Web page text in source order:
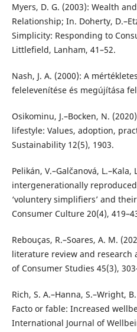
Myers, D. G. (2003): Wealth
Relationship; In. Doherty,
Simplicity: Responding to
Littlefield, Lanham, 41–52.
Nash, J. A. (2000): A
felelevenítése és megújítása
Osikominu, J.–Bocken, N.
lifestyle: Values, adoption,
Sustainability 12(5), 1903.
Pelikán, V.–Galčanová,
intergenerationally
‘voluntery simplifiers’ and
Consumer Culture 20(4),
Rebouças, R.–Soares, A. M.
literature review and research
of Consumer Studies 45(3),
Rich, S. A.–Hanna, S.–Wright,
Facto or fable: Increased
International Journal of